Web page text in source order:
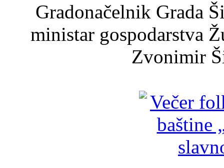
Gradonačelnik Grada
ministar gospodarstva
Zvonimir